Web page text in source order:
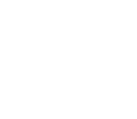
en-klaarmaaltijden